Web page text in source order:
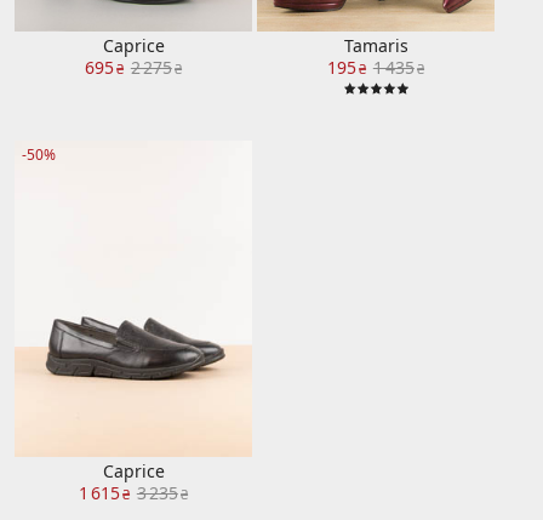
Caprice
695₴ 2 275₴
Tamaris
195₴ 1 435₴
-50%
Caprice
1 615₴ 3 235₴